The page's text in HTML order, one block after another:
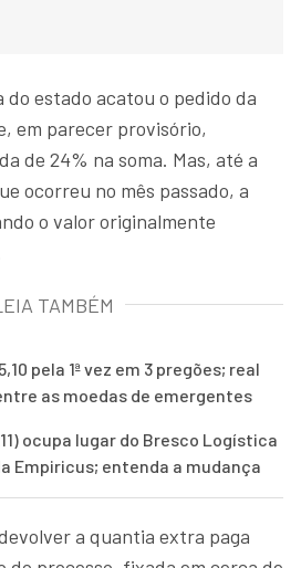
estado acatou o pedido da
em parecer provisório,
de 24% na soma. Mas, até a
ocorreu no mês passado, a
o valor originalmente
TAMBÉM
pela 1ª vez em 3 pregões; real
as moedas de emergentes
ocupa lugar do Bresco Logística
Empiricus; entenda a mudança
a quantia extra paga